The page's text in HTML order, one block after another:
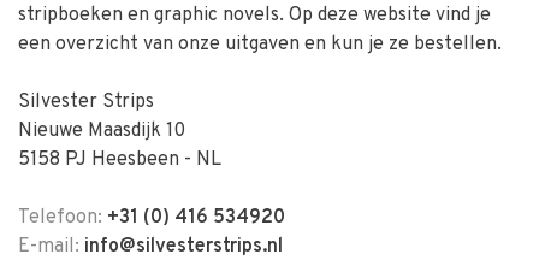
stripboeken en graphic novels. Op deze website vind je
een overzicht van onze uitgaven en kun je ze bestellen.
Silvester Strips
Nieuwe Maasdijk 10
5158 PJ Heesbeen - NL
Telefoon: +31 (0) 416 534920
E-mail: info@silvesterstrips.nl